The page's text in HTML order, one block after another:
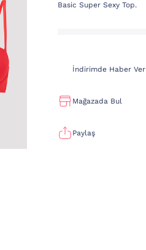
Basic Super Sexy Top.
İndirimde Haber Ver
Mağazada Bul
Paylaş